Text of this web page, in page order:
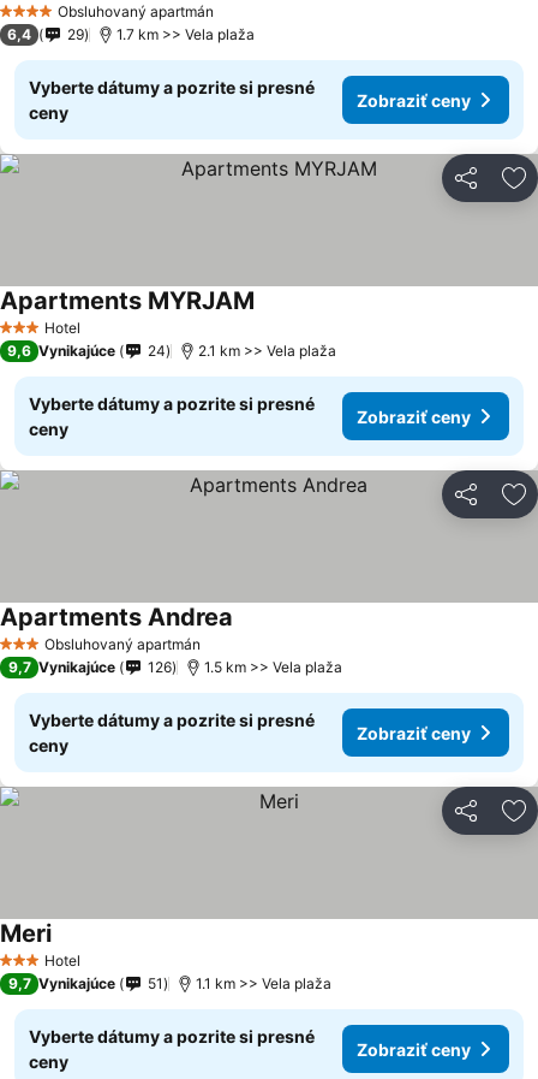
4 Počet hviezdičiek
Obsluhovaný apartmán
6,4
29 1.7 km >> Vela plaža
Vyberte dátumy a pozrite si presné
ceny
Zobraziť ceny
Zdieľať
3 Počet hviezdičiek
Hotel
Apartments MYRJAM
9,6 Vynikajúce 24 2.1 km >> Vela plaža
Vyberte dátumy a pozrite si presné
ceny
Zobraziť ceny
Zdieľať
3 Počet hviezdičiek
Obsluhovaný apartmán
Apartments Andrea
9,7 Vynikajúce 126 1.5 km >> Vela plaža
Vyberte dátumy a pozrite si presné
ceny
Zobraziť ceny
Zdieľať
3 Počet hviezdičiek
Hotel
Meri
9,7 Vynikajúce 51 1.1 km >> Vela plaža
Vyberte dátumy a pozrite si presné
ceny
Zobraziť ceny